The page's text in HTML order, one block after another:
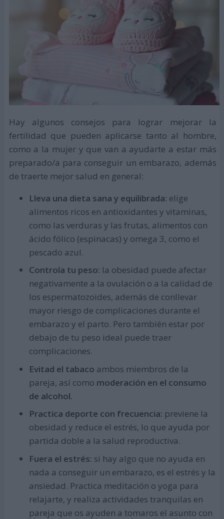
Hay algunos consejos para lograr mejorar la
fertilidad que pueden aplicarse tanto al hombre,
como a la mujer y que van a ayudarte a estar más
preparado/a para conseguir un embarazo, además
de traerte mejor salud en general:
Lleva una dieta sana y equilibrada: elige
alimentos ricos en antioxidantes y vitaminas,
como las verduras y las frutas, alimentos con
ácido fólico (espinacas) y omega 3, como el
pescado azul.
Controla tu peso: la obesidad puede afectar
negativamente a la ovulación o a la calidad de
los espermatozoides, además de conllevar
mayor riesgo de complicaciones durante el
embarazo y el parto. Pero también estar por
debajo de tu peso ideal puede traer
complicaciones.
Evitad el tabaco ambos miembros de la
pareja, así como moderación en el consumo
de alcohol.
Practica deporte con frecuencia: previene la
obesidad y reduce el estrés, lo que ayuda por
partida doble a la salud reproductiva.
Fuera el estrés: si hay algo que no ayuda en
nada a conseguir un embarazo, es el estrés y la
ansiedad. Practica meditación o yoga para
relajarte, y realiza actividades tranquilas en
pareja que os ayuden a tomaros el asunto con